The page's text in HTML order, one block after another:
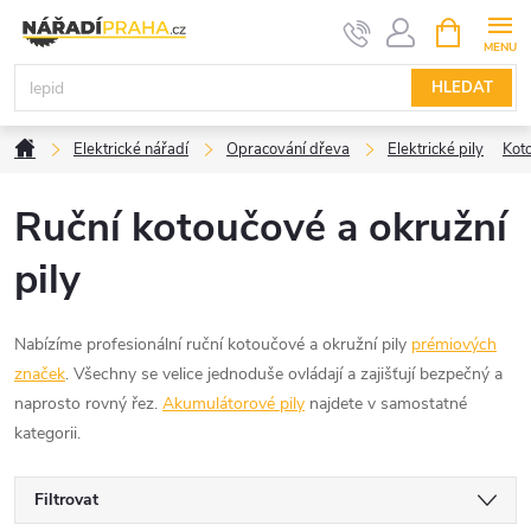
obsah
HLEDAT
NÁKUPNÍ
KOŠÍK
DomůElektrické nářadí Opracování dřeva Elektrické pily
Ruční kotoučové a okružní
pily
Nabízíme profesionální ruční kotoučové a okružní pily prémiových
značek. Všechny se velice jednoduše ovládají a zajišťují bezpečný a
naprosto rovný řez. Akumulátorové pily najdete v samostatné
kategorii.
Filtrovat